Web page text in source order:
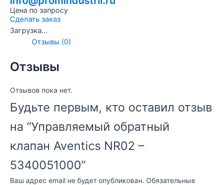
Цена по запросу
Сделать заказ
Загрузка...
Отзывы (0)
Отзывы
Отзывов пока нет.
Будьте первым, кто оставил отзыв
на “Управляемый обратный
клапан Aventics NR02 –
5340051000”
Ваш адрес email не будет опубликован. Обязательные